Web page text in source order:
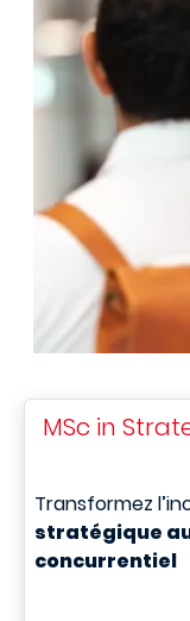
MSc in
Transformez
stratégique
concurrentiel